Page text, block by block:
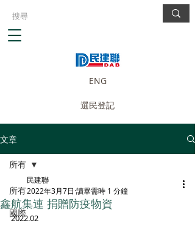
ENG
選民登記
文章
所有
國際
所有
鑫航集連 捐贈防疫物資
民建聯
2022年3月7日 讀畢需時 1 分鐘
2022.02